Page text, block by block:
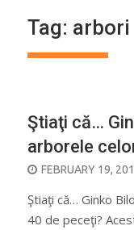
Tag:
Ştiaţi că…
arborele
POSTED
FEBRUARY 19,
Ştiaţi că… Ginko
40 de peceţi?